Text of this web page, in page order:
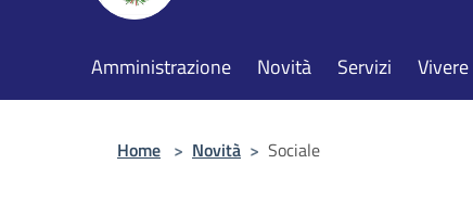
Amministrazione Novità Servizi
Home > Novità > Sociale